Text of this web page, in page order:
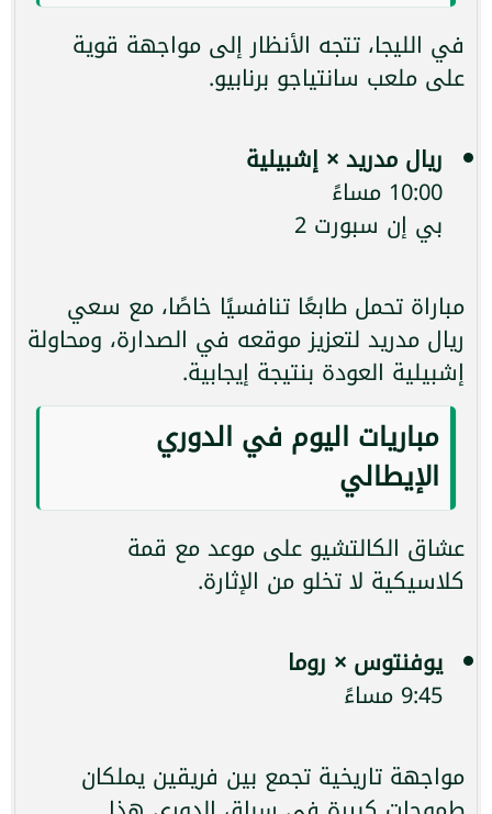
في الليجا، تتجه الأنظار إلى مواجهة قوية
على ملعب سانتياجو برنابيو.
ريال مدريد × إشبيلية
10:00 مساءً
بي إن سبورت 2
مباراة تحمل طابعًا تنافسيًا خاصًا، مع سعي
ريال مدريد لتعزيز موقعه في الصدارة، ومحاولة
إشبيلية العودة بنتيجة إيجابية.
مباريات اليوم في الدوري
الإيطالي
عشاق الكالتشيو على موعد مع قمة
كلاسيكية لا تخلو من الإثارة.
يوفنتوس × روما
9:45 مساءً
مواجهة تاريخية تجمع بين فريقين يملكان